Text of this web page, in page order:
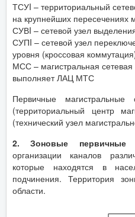
ТСУI – территориальный
на крупнейших пересечениях
СУВI – сетевой узел
СУПI – сетевой узел
уровня (кроссовая
МСС – магистральная сетевая
выполняет ЛАЦ МТС
Первичные
(территориальный центр
(технический узел
2. Зоновые первичные
организации каналов
которые находятся в
подчинения. Территория
области.